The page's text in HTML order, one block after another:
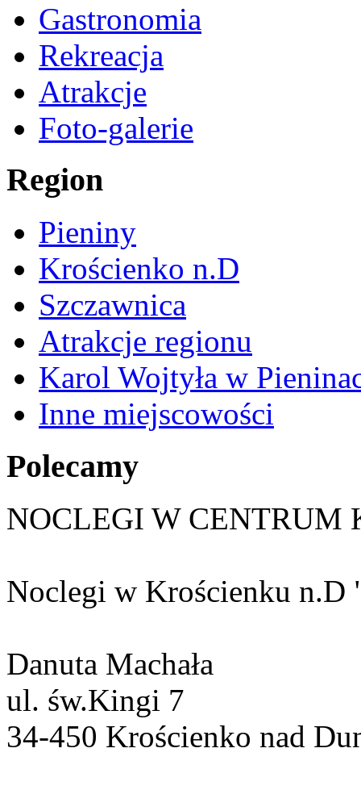
Gastronomia
Rekreacja
Atrakcje
Foto-galerie
Region
Pieniny
Krościenko n.D
Szczawnica
Atrakcje regionu
Karol Wojtyła w
Inne miejscowości
Polecamy
NOCLEGI W CENTRUM
Noclegi w Krościenku n.D
Danuta Machała
ul. św.Kingi 7
34-450 Krościenko nad